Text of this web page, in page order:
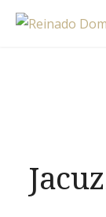
Skip